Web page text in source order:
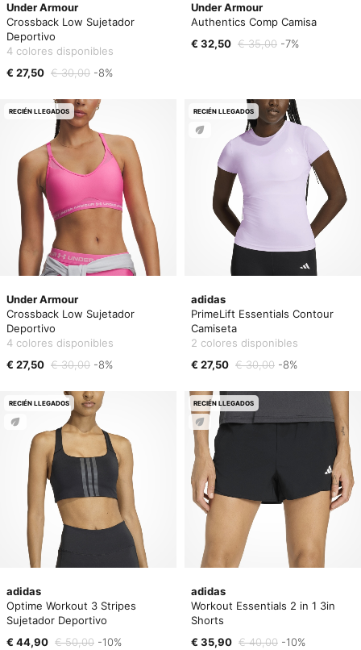
Under Armour
Crossback Low Sujetador
Deportivo
4 colores disponibles
€ 27,50 € 30,00 -8%
Under Armour
Authentics Comp Camisa
€ 32,50 € 35,00 -7%
Under Armour
Crossback Low Sujetador
Deportivo
4 colores disponibles
€ 27,50 € 30,00 -8%
RECIÉN LLEGADOS
adidas
PrimeLift Essentials Contour
Camiseta
2 colores disponibles
€ 27,50 € 30,00 -8%
RECIÉN LLEGADOS
adidas
Optime Workout 3 Stripes
Sujetador Deportivo
€ 44,90 € 50,00 -10%
RECIÉN LLEGADOS
adidas
Workout Essentials 2 in 1 3in
Shorts
€ 35,90 € 40,00 -10%
RECIÉN LLEGADOS